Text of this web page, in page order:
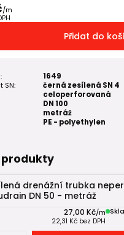
/m
Přidat do
1649
SN:
černá zesílená SN 4
celoperforovaná
DN 100
metráž
PE - polyethylen
produkty
drenážní trubka
DN 50 - metráž
27,00 Kč/m
22,31 Kč bez DPH